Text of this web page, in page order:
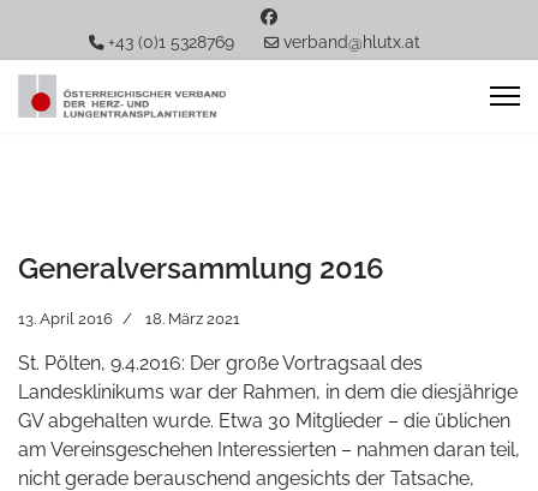
+43 (0)1 5328769 verband@hlutx.at
Generalversammlung 2016
13. April 2016 18. März 2021
St. Pölten, 9.4.2016: Der große Vortragsaal des
Landesklinikums war der Rahmen, in dem die diesjährige
GV abgehalten wurde. Etwa 30 Mitglieder – die üblichen
am Vereinsgeschehen Interessierten – nahmen daran teil,
nicht gerade berauschend angesichts der Tatsache,